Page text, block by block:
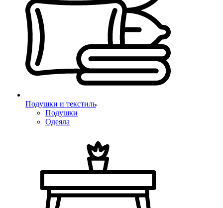
Подушки и текстиль
Подушки
Одеяла